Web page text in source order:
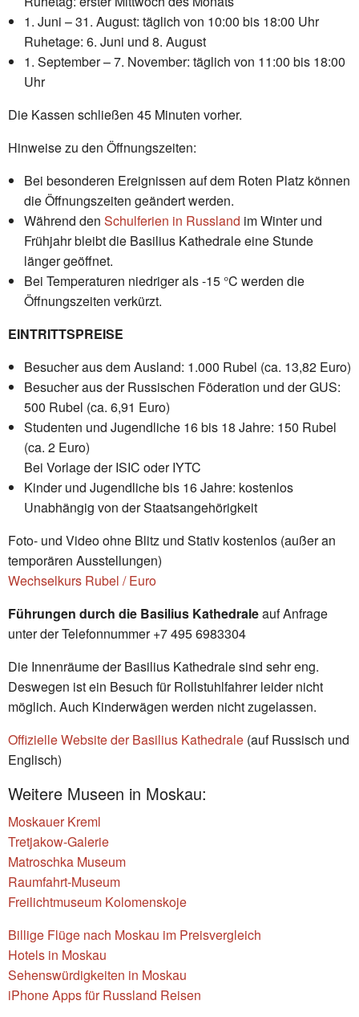
1. Juni – 31. August: täglich von 10:00 bis 18:00 Uhr
Ruhetage: 6. Juni und 8. August
1. September – 7. November: täglich von 11:00 bis 18:00
Uhr
Die Kassen schließen 45 Minuten vorher.
Hinweise zu den Öffnungszeiten:
Bei besonderen Ereignissen auf dem Roten Platz können
die Öffnungszeiten geändert werden.
Während den Schulferien in Russland im Winter und
Frühjahr bleibt die Basilius Kathedrale eine Stunde
länger geöffnet.
Bei Temperaturen niedriger als -15 °C werden die
Öffnungszeiten verkürzt.
EINTRITTSPREISE
Besucher aus dem Ausland: 1.000 Rubel (ca. 13,82 Euro)
Besucher aus der Russischen Föderation und der GUS:
500 Rubel (ca. 6,91 Euro)
Studenten und Jugendliche 16 bis 18 Jahre: 150 Rubel
(ca. 2 Euro)
Bei Vorlage der ISIC oder IYTC
Kinder und Jugendliche bis 16 Jahre: kostenlos
Unabhängig von der Staatsangehörigkeit
Foto- und Video ohne Blitz und Stativ kostenlos (außer an
temporären Ausstellungen)
Wechselkurs Rubel / Euro
Führungen durch die Basilius Kathedraleauf Anfrage
unter der Telefonnummer +7 495 6983304
Die Innenräume der Basilius Kathedrale sind sehr eng.
Deswegen ist ein Besuch für Rollstuhlfahrer leider nicht
möglich. Auch Kinderwägen werden nicht zugelassen.
Offizielle Website der Basilius Kathedrale (auf Russisch und
Englisch)
Weitere Museen in Moskau:
Moskauer Kreml
Tretjakow-Galerie
Matroschka Museum
Raumfahrt-Museum
Freilichtmuseum Kolomenskoje
Billige Flüge nach Moskau im Preisvergleich
Hotels in Moskau
Sehenswürdigkeiten in Moskau
iPhone Apps für Russland Reisen